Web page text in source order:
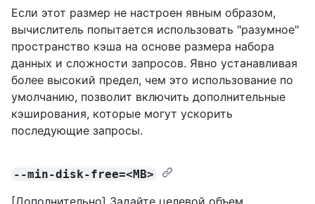
Если этот размер не настроен явным образом,
вычислитель попытается использовать "разумное"
пространство кэша на основе размера набора
данных и сложности запросов. Явно устанавливая
более высокий предел, чем это использование по
умолчанию, позволит включить дополнительные
кэширования, которые могут ускорить
последующие запросы.
--min-disk-free=<MB>
[Дополнительно] Задайте целевой объем